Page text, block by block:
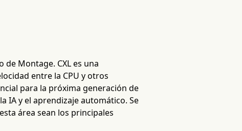
Montage. CXL es una
entre la CPU y otros
para la próxima generación de
IA y el aprendizaje automático. Se
área sean los principales